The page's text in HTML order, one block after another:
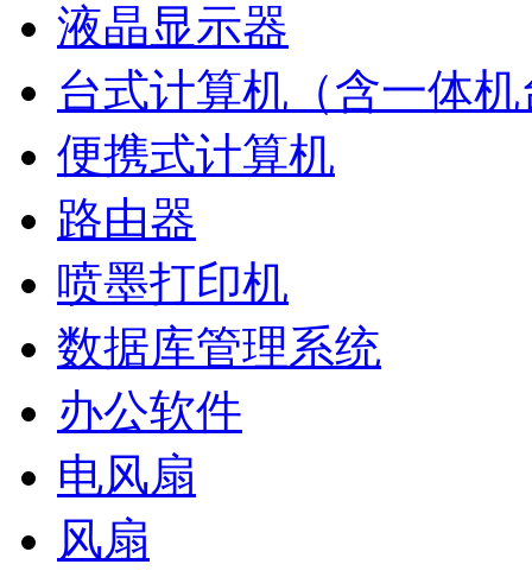
液晶显示器
台式计算机（含一体
便携式计算机
路由器
喷墨打印机
数据库管理系统
办公软件
电风扇
风扇